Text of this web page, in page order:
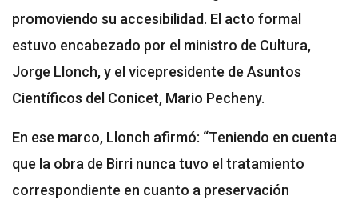
promoviendo su accesibilidad. El acto formal
estuvo encabezado por el ministro de Cultura,
Jorge Llonch, y el vicepresidente de Asuntos
Científicos del Conicet, Mario Pecheny.
En ese marco, Llonch afirmó: “Teniendo en cuenta
que la obra de Birri nunca tuvo el tratamiento
correspondiente en cuanto a preservación